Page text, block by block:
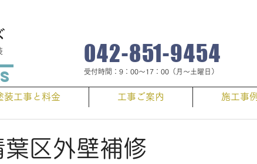
042-851-9454
​受付時間：9：00～17：00（月～土曜日）
装工事と料金 工事ご案内 施工事例
区外壁補修